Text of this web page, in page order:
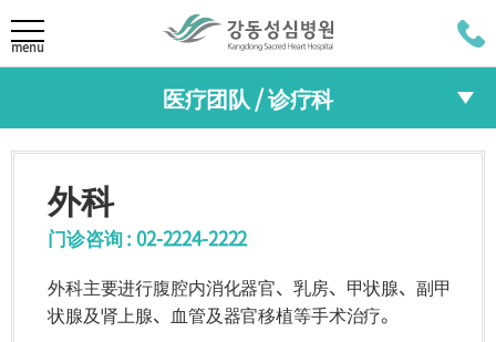
menu LANGUAGE
KOR
ENG
医院介绍
院长致辞
30周年致辞
医疗团队/诊疗科
医疗团队 / 诊疗科
医疗团队
诊疗科
专门中心
外科
门诊咨询 : 02-2224-2222
外科主要进行腹腔内消化器官、乳房、甲状腺、副甲
状腺及肾上腺、血管及器官移植等手术治疗。